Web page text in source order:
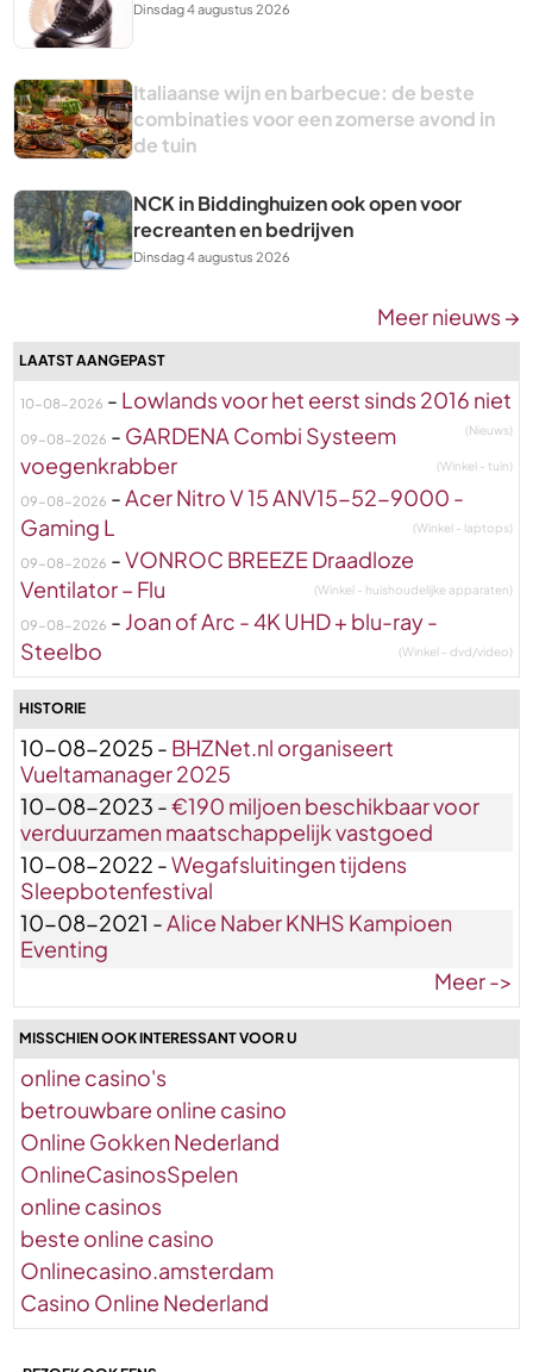
Dinsdag 4 augustus 2026
Italiaanse wijn en barbecue: de beste
combinaties voor een zomerse avond in
de tuin
NCK in Biddinghuizen ook open voor
recreanten en bedrijven
Dinsdag 4 augustus 2026
Meer nieuws →
LAATST AANGEPAST
10-08-2026 - Lowlands voor het eerst sinds 2016 niet
(Nieuws)
09-08-2026 - GARDENA Combi Systeem
voegenkrabber
(Winkel - tuin)
09-08-2026 -Acer Nitro V 15 ANV15-52-9000 -
Gaming L
(Winkel - laptops)
09-08-2026 -VONROC BREEZE Draadloze
Ventilator – Flu
(Winkel - huishoudelijke apparaten)
09-08-2026 - Joan of Arc - 4K UHD + blu-ray -
Steelbo
(Winkel - dvd/video)
HISTORIE
10-08-2025 - BHZNet.nl organiseert
Vueltamanager 2025
10-08-2023 -€190 miljoen beschikbaar voor
verduurzamen maatschappelijk vastgoed
10-08-2022 -Wegafsluitingen tijdens
Sleepbotenfestival
10-08-2021 -Alice Naber KNHS Kampioen
Eventing
Meer ->
MISSCHIEN OOK INTERESSANT VOOR U
online casino's
betrouwbare online casino
Online Gokken Nederland
OnlineCasinosSpelen
online casinos
beste online casino
Onlinecasino.amsterdam
Casino Online Nederland